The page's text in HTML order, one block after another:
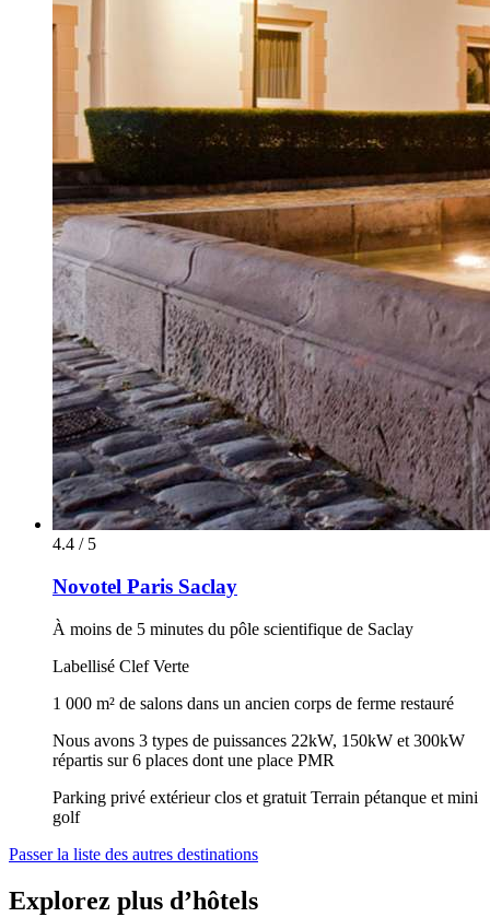
4.4 / 5
Novotel Paris Saclay
À moins de 5 minutes du pôle scientifique de Saclay
Labellisé Clef Verte
1 000 m² de salons dans un ancien corps de ferme restauré
Nous avons 3 types de puissances 22kW, 150kW et 300kW
répartis sur 6 places dont une place PMR
Parking privé extérieur clos et gratuit Terrain pétanque et mini
golf
Passer la liste des autres destinations
Explorez plus d’hôtels